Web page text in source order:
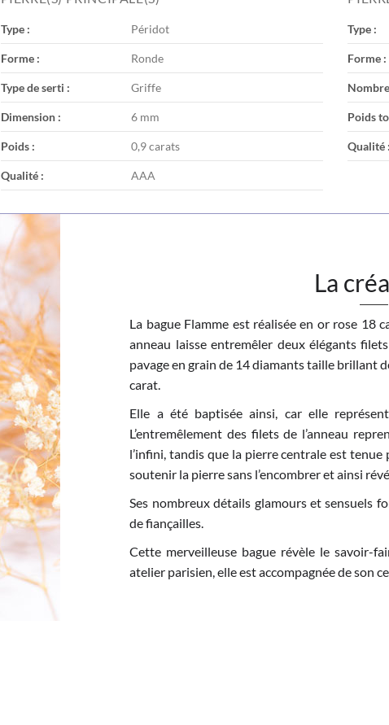
Type : Péridot
Forme : Ronde
Type de serti : Griffe
Dimension : 6 mm
Poids : 0,9 carats
Qualité : AAA
Type :
Forme :
Poids
Qualité :
La
La bague Flamme est réalisée en or rose 18
anneau laisse entremêler deux élégants
pavage en grain de 14 diamants taille brillant
carat.
Elle a été baptisée ainsi, car elle
L’entremêlement des filets de l’anneau
l’infini, tandis que la pierre centrale est
soutenir la pierre sans l’encombrer et ainsi
Ses nombreux détails glamours et sensuels
de fiançailles.
Cette merveilleuse bague révèle le savoir-
atelier parisien, elle est accompagnée de son